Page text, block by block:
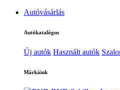
Autóvásárlás
Autókatalógus
Új autók Használt autók
Márkáink